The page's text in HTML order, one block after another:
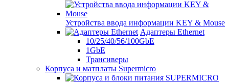
Устройства ввода информации KEY & Mouse
Адаптеры Ethernet
10/25/40/56/100GbE
1GbE
Трансиверы
Корпуса и матплаты Supermicro